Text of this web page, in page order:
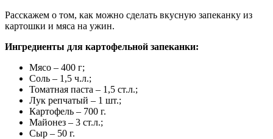
Расскажем о том, как можно сделать вкусную запеканку из
картошки и мяса на ужин.
Ингредиенты для картофельной запеканки:
Мясо – 400 г;
Соль – 1,5 ч.л.;
Томатная паста – 1,5 ст.л.;
Лук репчатый – 1 шт.;
Картофель – 700 г.
Майонез – 3 ст.л.;
Сыр – 50 г.